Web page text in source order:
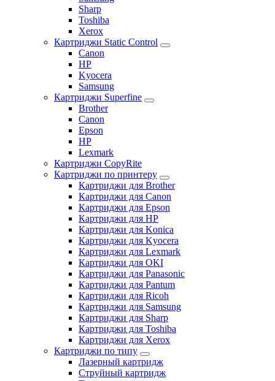
Sharp
Toshiba
Xerox
Картриджи Static Control
Canon
HP
Kyocera
Samsung
Картриджи Superfine
Brother
Canon
Epson
HP
Lexmark
Картриджи CopyRite
Картриджи по принтеру
Картриджи для Brother
Картриджи для Canon
Картриджи для Epson
Картриджи для HP
Картриджи для Konica
Картриджи для Kyocera
Картриджи для Lexmark
Картриджи для OKI
Картриджи для Panasonic
Картриджи для Pantum
Картриджи для Ricoh
Картриджи для Samsung
Картриджи для Sharp
Картриджи для Toshiba
Картриджи для Xerox
Картриджи по типу
Лазерный картридж
Струйный картридж